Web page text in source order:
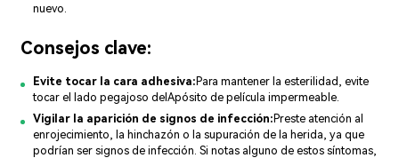
nuevo.
Consejos clave:
Evite tocar la cara adhesiva:Para mantener la esterilidad, evite
tocar el lado pegajoso delApósito de película impermeable
Vigilar la aparición de signos de infección:Preste atención al
enrojecimiento, la hinchazón o la supuración de la herida, ya que
podrían ser signos de infección. Si notas alguno de estos síntomas,